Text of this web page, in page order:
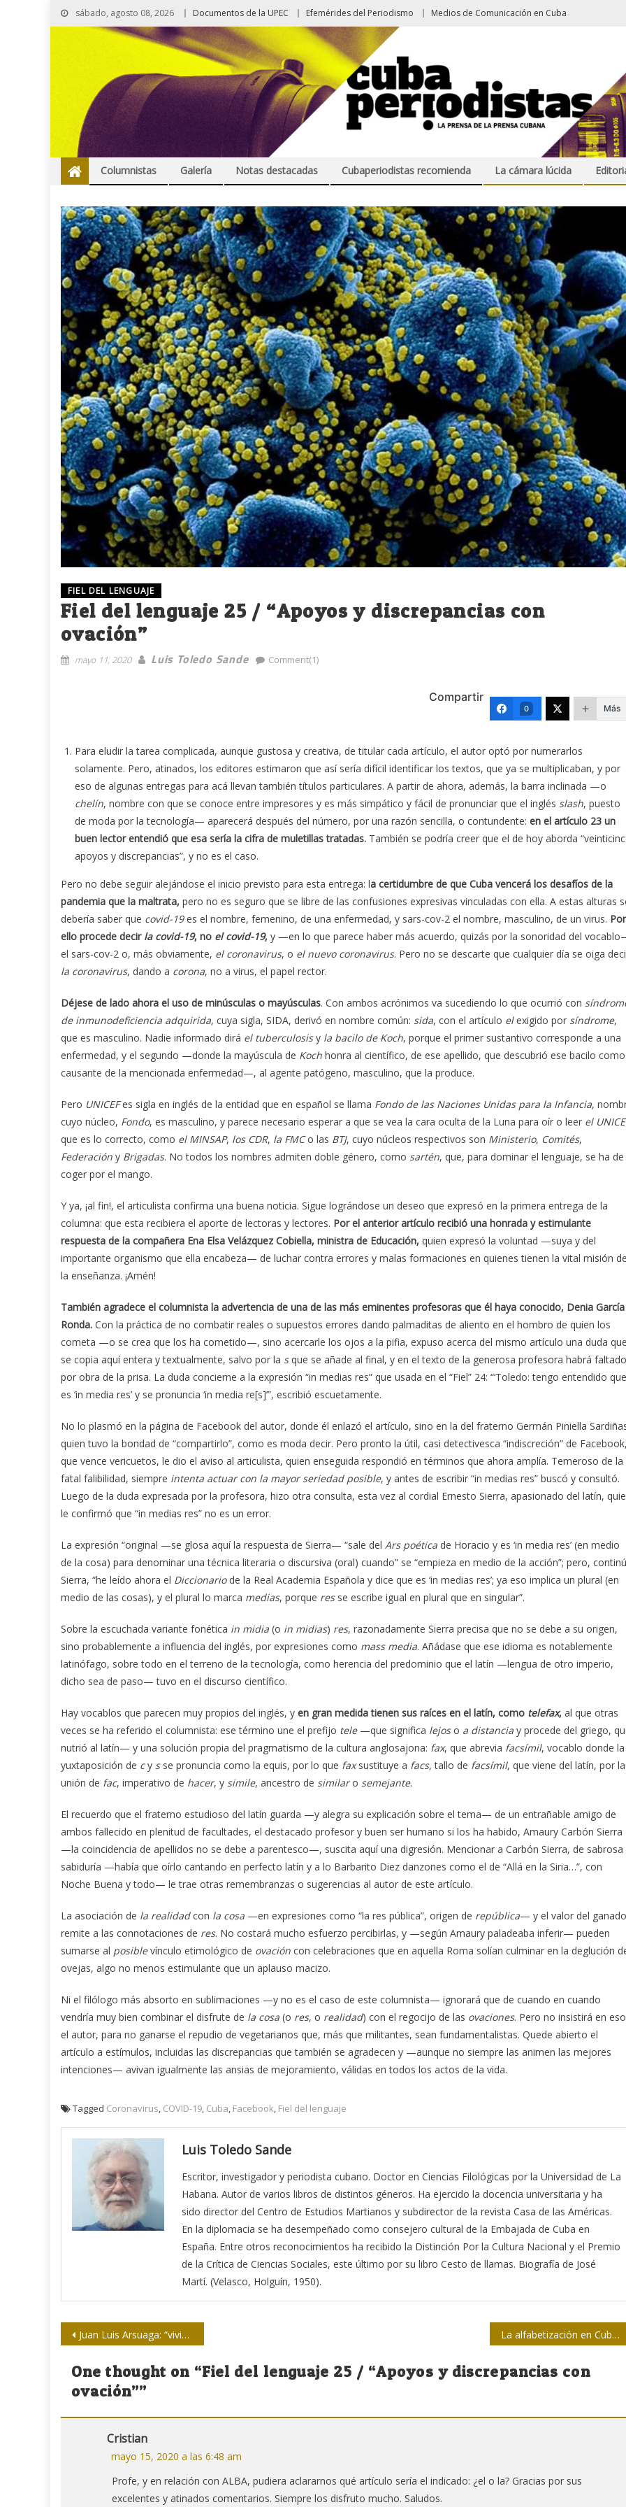
sábado, agosto 08, 2026 Documentos de la UPEC Efemérides del Periodismo Medios de Comunicación en Cuba
Columnistas Galería Notas destacadas Cubaperiodistas recomienda La cámara lúcida
FIEL DEL LENGUAJE
Fiel del lenguaje 25 / “Apoyos y discrepancias con
ovación”
mayo 11, 2020 Luis Toledo Sande Comment(1)
Compartir
0 Más
Para eludir la tarea complicada, aunque gustosa y creativa, de titular cada artículo, el autor optó por numerarlos
solamente. Pero, atinados, los editores estimaron que así sería difícil identificar los textos, que ya se multiplicaban, y por
eso de algunas entregas para acá llevan también títulos particulares. A partir de ahora, además, la barra inclinada —o
chelín, nombre con que se conoce entre impresores y es más simpático y fácil de pronunciar que el inglés slash, puesto
de moda por la tecnología— aparecerá después del número, por una razón sencilla, o contundente: en el artículo 23 un
buen lector entendió que esa sería la cifra de muletillas tratadas. También se podría creer que el de hoy aborda
apoyos y discrepancias”, y no es el caso.
Pero no debe seguir alejándose el inicio previsto para esta entrega: la certidumbre de que Cuba vencerá los desafíos de la
pandemia que la maltrata, pero no es seguro que se libre de las confusiones expresivas vinculadas con ella. A estas alturas
debería saber que covid-19es el nombre, femenino, de una enfermedad, y sars-cov-2 el nombre, masculino, de un virus. Por
ello procede decir la covid-19, no el covid-19, y —en lo que parece haber más acuerdo, quizás por la sonoridad del
el sars-cov-2 o, más obviamente, el coronavirus, o el nuevo coronavirus. Pero no se descarte que cualquier día se oiga
la coronavirus, dando a corona, no a virus, el papel rector.
Déjese de lado ahora el uso de minúsculas o mayúsculas. Con ambos acrónimos va sucediendo lo que ocurrió con
de inmunodeficiencia adquirida, cuya sigla, SIDA, derivó en nombre común: sida, con el artículo elexigido por síndrome,
que es masculino. Nadie informado dirá el tuberculosisy la bacilo de Koch, porque el primer sustantivo corresponde a una
enfermedad, y el segundo —donde la mayúscula de Koch honra al científico, de ese apellido, que descubrió ese bacilo como
causante de la mencionada enfermedad—, al agente patógeno, masculino, que la produce.
Pero UNICEFes sigla en inglés de la entidad que en español se llama Fondo de las Naciones Unidas para la Infancia,
cuyo núcleo, Fondo, es masculino, y parece necesario esperar a que se vea la cara oculta de la Luna para oír o leer el
que es lo correcto, como el MINSAP, los CDR, la FMCo las BTJ, cuyo núcleos respectivos son Ministerio, Comités,
Federación y Brigadas. No todos los nombres admiten doble género, como sartén, que, para dominar el lenguaje, se ha de
coger por el mango.
Y ya, ¡al fin!, el articulista confirma una buena noticia. Sigue lográndose un deseo que expresó en la primera entrega de la
columna: que esta recibiera el aporte de lectoras y lectores. Por el anterior artículo recibió una honrada y estimulante
respuesta de la compañera Ena Elsa Velázquez Cobiella, ministra de Educación, quien expresó la voluntad —suya y del
importante organismo que ella encabeza— de luchar contra errores y malas formaciones en quienes tienen la vital misión
la enseñanza. ¡Amén!
También agradece el columnista la advertencia de una de las más eminentes profesoras que él haya conocido, Denia García
Ronda. Con la práctica de no combatir reales o supuestos errores dando palmaditas de aliento en el hombro de quien los
cometa —o se crea que los ha cometido—, sino acercarle los ojos a la pifia, expuso acerca del mismo artículo una duda
se copia aquí entera y textualmente, salvo por la sque se añade al final, y en el texto de la generosa profesora habrá faltado
por obra de la prisa. La duda concierne a la expresión “in medias res” que usada en el “Fiel” 24: “‘Toledo: tengo entendido que
es ‘in media res’ y se pronuncia ‘in media re[s]’”, escribió escuetamente.
No lo plasmó en la página de Facebook del autor, donde él enlazó el artículo, sino en la del fraterno Germán Piniella
quien tuvo la bondad de “compartirlo”, como es moda decir. Pero pronto la útil, casi detectivesca “indiscreción” de
que vence vericuetos, le dio el aviso al articulista, quien enseguida respondió en términos que ahora amplía. Temeroso de la
fatal falibilidad, siempre intenta actuar con la mayor seriedad posible, y antes de escribir “in medias res” buscó y consultó.
Luego de la duda expresada por la profesora, hizo otra consulta, esta vez al cordial Ernesto Sierra, apasionado del latín,
le confirmó que “in medias res” no es un error.
La expresión “original —se glosa aquí la respuesta de Sierra— “sale del Ars poética de Horacio y es ‘in media res’ (en medio
de la cosa) para denominar una técnica literaria o discursiva (oral) cuando” se “empieza en medio de la acción”; pero,
Sierra, “he leído ahora el Diccionariode la Real Academia Española y dice que es ‘in medias res’; ya eso implica un plural (en
medio de las cosas), y el plural lo marca medias, porque resse escribe igual en plural que en singular”.
Sobre la escuchada variante fonética in midia (o in midias) res, razonadamente Sierra precisa que no se debe a su origen,
sino probablemente a influencia del inglés, por expresiones como mass media. Añádase que ese idioma es notablemente
latinófago, sobre todo en el terreno de la tecnología, como herencia del predominio que el latín —lengua de otro imperio,
dicho sea de paso— tuvo en el discurso científico.
Hay vocablos que parecen muy propios del inglés, y en gran medida tienen sus raíces en el latín, como telefax, al que otras
veces se ha referido el columnista: ese término une el prefijo tele—que significa lejoso a distancia y procede del griego,
nutrió al latín— y una solución propia del pragmatismo de la cultura anglosajona: fax, que abrevia facsímil, vocablo donde la
yuxtaposición de cy sse pronuncia como la equis, por lo que faxsustituye a facs, tallo de facsímil, que viene del latín, por la
unión de fac, imperativo de hacer, y simile, ancestro de similaro semejante.
El recuerdo que el fraterno estudioso del latín guarda —y alegra su explicación sobre el tema— de un entrañable amigo de
ambos fallecido en plenitud de facultades, el destacado profesor y buen ser humano si los ha habido, Amaury Carbón Sierra
—la coincidencia de apellidos no se debe a parentesco—, suscita aquí una digresión. Mencionar a Carbón Sierra, de sabrosa
sabiduría —había que oírlo cantando en perfecto latín y a lo Barbarito Diez danzones como el de “Allá en la Siria…”, con
Noche Buena y todo— le trae otras remembranzas o sugerencias al autor de este artículo.
La asociación de la realidadcon la cosa —en expresiones como “la res pública”, origen de república— y el valor del
remite a las connotaciones de res. No costará mucho esfuerzo percibirlas, y —según Amaury paladeaba inferir— pueden
sumarse al posiblevínculo etimológico de ovación con celebraciones que en aquella Roma solían culminar en la deglución
ovejas, algo no menos estimulante que un aplauso macizo.
Ni el filólogo más absorto en sublimaciones —y no es el caso de este columnista— ignorará que de cuando en cuando
vendría muy bien combinar el disfrute de la cosa (o res, o realidad) con el regocijo de las ovaciones. Pero no insistirá en eso
el autor, para no ganarse el repudio de vegetarianos que, más que militantes, sean fundamentalistas. Quede abierto el
artículo a estímulos, incluidas las discrepancias que también se agradecen y —aunque no siempre las animen las mejores
intenciones— avivan igualmente las ansias de mejoramiento, válidas en todos los actos de la vida.
Tagged Coronavirus, COVID-19, Cuba, Facebook, Fiel del lenguaje
Luis Toledo Sande
Escritor, investigador y periodista cubano. Doctor en Ciencias Filológicas por la Universidad de La
Habana. Autor de varios libros de distintos géneros. Ha ejercido la docencia universitaria y ha
sido director del Centro de Estudios Martianos y subdirector de la revista Casa de las Américas.
En la diplomacia se ha desempeñado como consejero cultural de la Embajada de Cuba en
España. Entre otros reconocimientos ha recibido la Distinción Por la Cultura Nacional y el Premio
de la Crítica de Ciencias Sociales, este último por su libro Cesto de llamas. Biografía de José
Martí. (Velasco, Holguín, 1950).
Navegación
de
entradas
Juan Luis Arsuaga: “vivir es estar permanentemente a punto de morir” La alfabetización en Cuba: el primer paso
One thought on “Fiel del lenguaje 25 / “Apoyos y discrepancias con
ovación””
Cristian
mayo 15, 2020 a las 6:48 am
Profe, y en relación con ALBA, pudiera aclararnos qué artículo sería el indicado: ¿el o la? Gracias por sus
excelentes y atinados comentarios. Siempre los disfruto mucho. Saludos.